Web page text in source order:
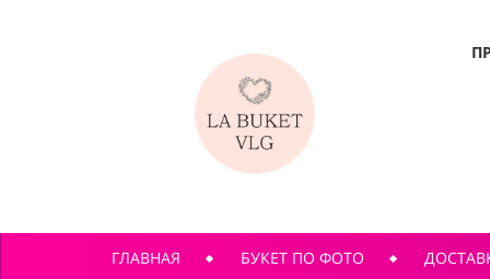
ГЛАВНАЯ БУКЕТ ПО ФОТО